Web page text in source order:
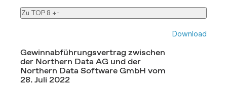
Zu TOP 8 +-
Gewinnabführungsvertrag zwischen
der Northern Data AG und der
Northern Data Software GmbH vom
28. Juli 2022
Download